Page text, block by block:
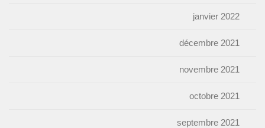
janvier 2022
décembre 2021
novembre 2021
octobre 2021
septembre 2021